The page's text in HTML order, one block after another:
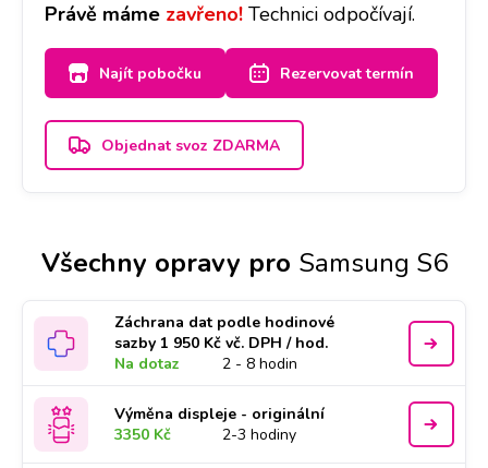
Právě máme zavřeno! Technici odpočívají.
Najít pobočku Rezervovat termín
Objednat svoz ZDARMA
Všechny opravy pro Samsung S6
Záchrana dat podle hodinové
sazby 1 950 Kč vč. DPH / hod.
Na dotaz
2 - 8 hodin
Výměna displeje - originální
3350 Kč
2-3 hodiny